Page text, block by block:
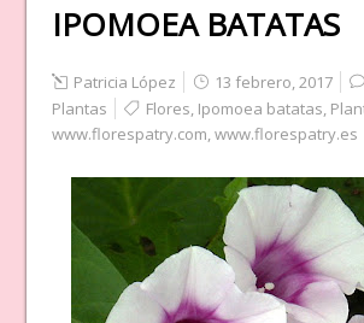
IPOMOEA BATATAS
Patricia López 13 febrero, 2017
Plantas
Flores, Ipomoea batatas,
www.florespatry.com,www.florespatry.es